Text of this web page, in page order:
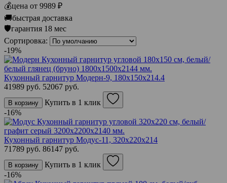
💰цена от 9989 ₽
🚚быстрая доставка
🛡гарантия 18 мес
Сортировка:
-19%
Кухонный гарнитур Модерн-9, 180х150х214.4
41989 руб. 52067 руб.
В корзину
Купить в 1 клик
-16%
Кухонный гарнитур Модус-11, 320х220х214
71789 руб. 86147 руб.
В корзину
Купить в 1 клик
-16%